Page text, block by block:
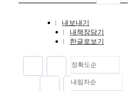
내보내기
내책장담기
한글로보기
정확도순
정확도
내림차순